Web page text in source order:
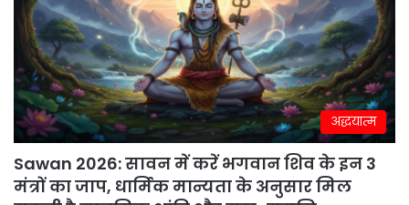
अद्धयात्म
Sawan 2026: सावन में करें भगवान शिव के इन 3
मंत्रों का जाप, धार्मिक मान्यता के अनुसार मिल